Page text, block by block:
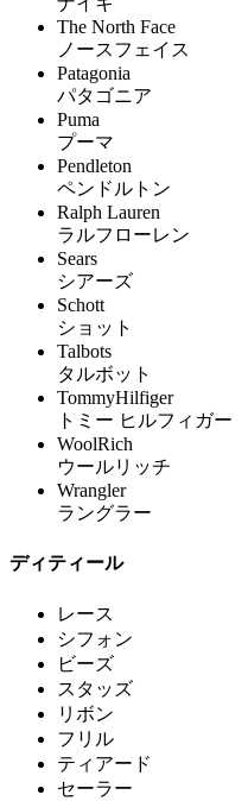
The North Face
ノースフェイス
Patagonia
パタゴニア
Puma
プーマ
Pendleton
ペンドルトン
Ralph Lauren
ラルフローレン
Sears
シアーズ
Schott
ショット
Talbots
タルボット
TommyHilfiger
トミー ヒルフィガー
WoolRich
ウールリッチ
Wrangler
ラングラー
ディティール
レース
シフォン
ビーズ
スタッズ
リボン
フリル
ティアード
セーラー